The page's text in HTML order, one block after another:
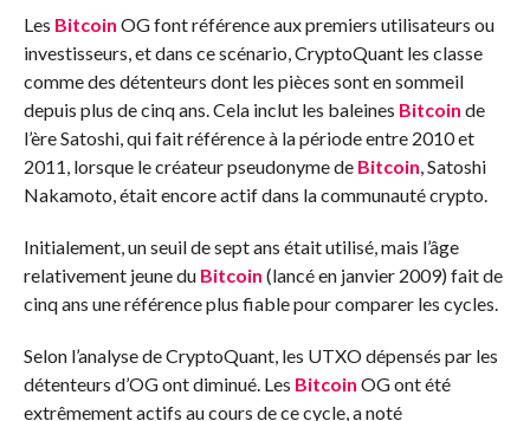
Les Bitcoin OG font référence aux premiers utilisateurs ou
investisseurs, et dans ce scénario, CryptoQuant les classe
comme des détenteurs dont les pièces sont en sommeil
depuis plus de cinq ans. Cela inclut les baleines Bitcoin de
l’ère Satoshi, qui fait référence à la période entre 2010 et
2011, lorsque le créateur pseudonyme de Bitcoin, Satoshi
Nakamoto, était encore actif dans la communauté crypto.
Initialement, un seuil de sept ans était utilisé, mais l’âge
relativement jeune du Bitcoin (lancé en janvier 2009) fait de
cinq ans une référence plus fiable pour comparer les cycles.
Selon l’analyse de CryptoQuant, les UTXO dépensés par les
détenteurs d’OG ont diminué. Les Bitcoin OG ont été
extrêmement actifs au cours de ce cycle, a noté